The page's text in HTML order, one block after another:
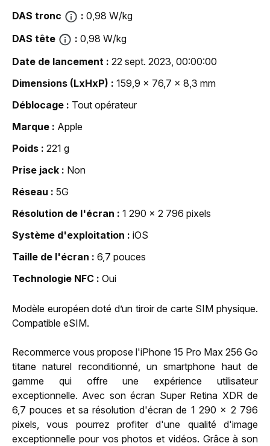
DAS tronc
0,98 W/kg
DAS tête
0,98 W/kg
Date de lancement
22 sept. 2023, 00:00:00
Dimensions (LxHxP)
159,9 x 76,7 x 8,3 mm
Déblocage
Tout opérateur
Marque
Apple
Poids
221 g
Prise jack
Non
Réseau
5G
Résolution de l'écran
1 290 x 2 796 pixels
Système d'exploitation
iOS
Taille de l'écran
6,7 pouces
Technologie NFC
Oui
Modèle européen doté d’un tiroir de carte SIM physique.
Compatible eSIM.
Recommerce vous propose l'iPhone 15 Pro Max 256 Go
titane naturel reconditionné, un smartphone haut de
gamme qui offre une expérience utilisateur
exceptionnelle. Avec son écran Super Retina XDR de
6,7 pouces et sa résolution d'écran de 1 290 x 2 796
pixels, vous pourrez profiter d'une qualité d'image
exceptionnelle pour vos photos et vidéos. Grâce à son